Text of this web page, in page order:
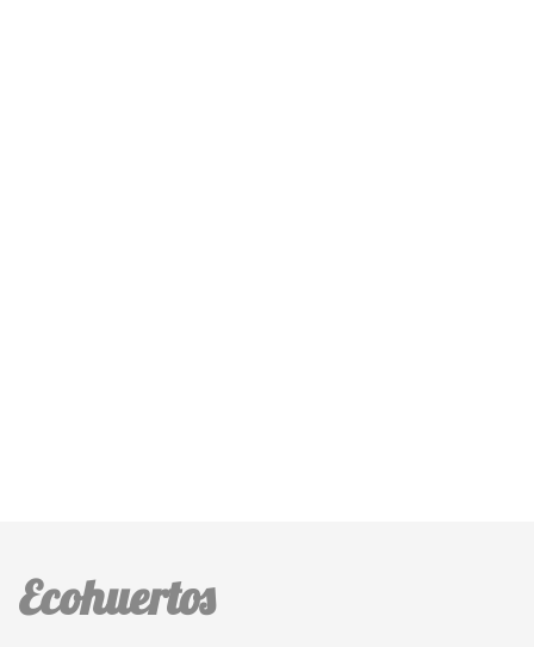
Ecohuertos